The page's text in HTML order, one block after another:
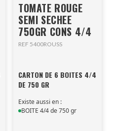
TOMATE ROUGE
SEMI SECHEE
750GR CONS 4/4
REF 5400ROUSS
CARTON DE 6 BOITES 4/4
DE 750 GR
Existe aussi en :
BOITE 4/4 de 750 gr